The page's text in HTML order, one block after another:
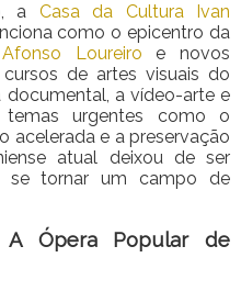
a Casa da Cultura Ivan
como o epicentro da
Afonso Loureiro e novos
de artes visuais do
a vídeo-arte e
urgentes como o
acelerada e a preservação
atual deixou de ser
se tornar um campo de
Ópera Popular de